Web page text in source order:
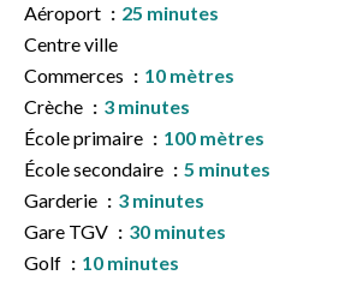
Aéroport
25 minutes
Centre ville
Commerces
10 mètres
Crèche
3 minutes
École primaire
100 mètres
École secondaire
5 minutes
Garderie
3 minutes
Gare TGV
30 minutes
Golf
10 minutes